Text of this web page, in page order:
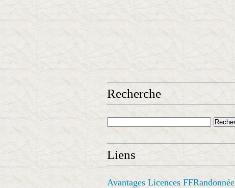
Recherche
Liens
Avantages Licences FFRandonnée